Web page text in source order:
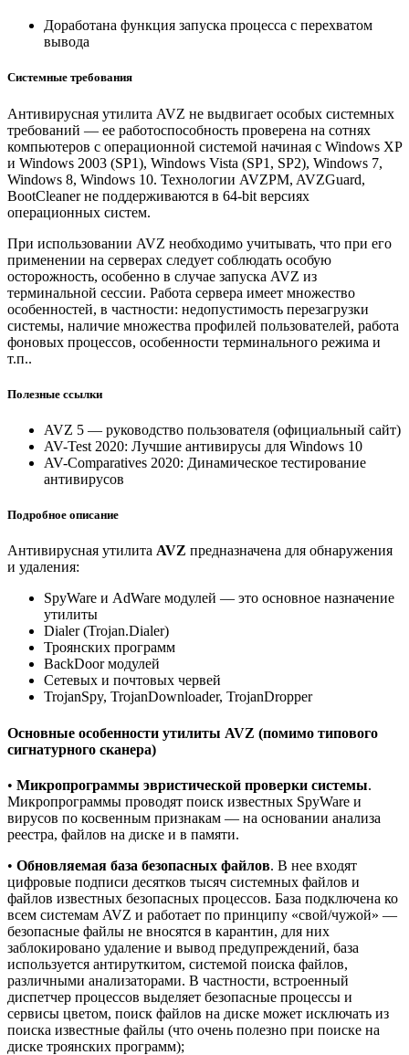
Доработана функция запуска процесса с перехватом
вывода
Системные требования
Антивирусная утилита AVZ не выдвигает особых системных
требований — ее работоспособность проверена на сотнях
компьютеров с операционной системой начиная с Windows XP
и Windows 2003 (SP1), Windows Vista (SP1, SP2), Windows 7,
Windows 8, Windows 10. Технологии AVZPM, AVZGuard,
BootCleaner не поддерживаются в 64-bit версиях
операционных систем.
При использовании AVZ необходимо учитывать, что при его
применении на серверах следует соблюдать особую
осторожность, особенно в случае запуска AVZ из
терминальной сессии. Работа сервера имеет множество
особенностей, в частности: недопустимость перезагрузки
системы, наличие множества профилей пользователей, работа
фоновых процессов, особенности терминального режима и
т.п..
Полезные ссылки
AVZ 5 — руководство пользователя (официальный сайт)
AV-Test 2020: Лучшие антивирусы для Windows 10
AV-Comparatives 2020: Динамическое тестирование
антивирусов
Подробное описание
Антивирусная утилита AVZ предназначена для обнаружения
и удаления:
SpyWare и AdWare модулей — это основное назначение
утилиты
Dialer (Trojan.Dialer)
Троянских программ
BackDoor модулей
Сетевых и почтовых червей
TrojanSpy, TrojanDownloader, TrojanDropper
Основные особенности утилиты AVZ (помимо типового
сигнатурного сканера)
• Микропрограммы эвристической проверки системы.
Микропрограммы проводят поиск известных SpyWare и
вирусов по косвенным признакам — на основании анализа
реестра, файлов на диске и в памяти.
• Обновляемая база безопасных файлов. В нее входят
цифровые подписи десятков тысяч системных файлов и
файлов известных безопасных процессов. База подключена ко
всем системам AVZ и работает по принципу «свой/чужой» —
безопасные файлы не вносятся в карантин, для них
заблокировано удаление и вывод предупреждений, база
используется антируткитом, системой поиска файлов,
различными анализаторами. В частности, встроенный
диспетчер процессов выделяет безопасные процессы и
сервисы цветом, поиск файлов на диске может исключать из
поиска известные файлы (что очень полезно при поиске на
диске троянских программ);